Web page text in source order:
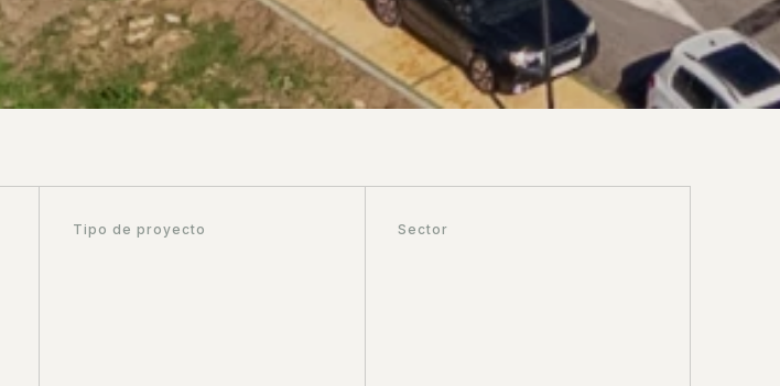
Tipo de proyecto Sector